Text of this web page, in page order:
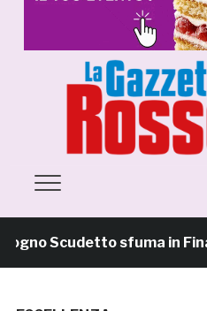
Scudetto sfuma in